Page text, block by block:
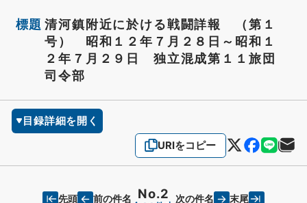
標題 清河鎮附近に於ける戦闘詳報 （第１
号） 昭和１２年７月２８日～昭和１
２年７月２９日 独立混成第１１旅団
司令部
目録詳細を開く
URIをコピー
先頭 前の件名 No.2 次の件名 末尾